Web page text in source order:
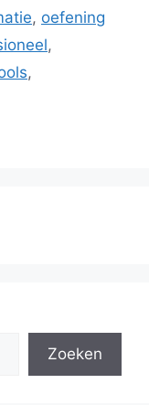
, oefening
,
,
Zoeken